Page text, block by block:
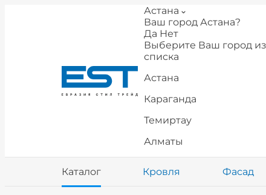
Астана
Ваш город Астана?
Да Нет
Выберите Ваш город из
списка
Астана
Караганда
Темиртау
Алматы
Каталог Кровля Фасад